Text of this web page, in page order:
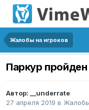
Жалобы на игроков
Паркур
Автор: __underrate
27 апреля 2019 в